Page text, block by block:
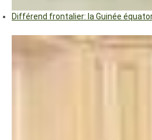
Différend frontalier: la Guinée